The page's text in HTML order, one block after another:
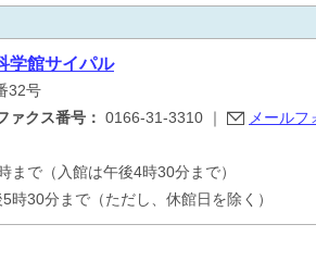
学館サイパル
32号
ァクス番号： 0166-31-3310 ｜
メールフ
ら午後5時まで（入館は午後4
30分まで（ただし、休館日を除く）